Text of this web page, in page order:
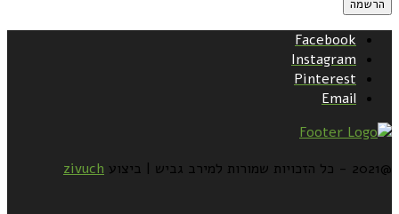
Facebook
Instagram
Pinterest
Email
@2021 - כל הזכויות שמורות למירב גביש | ביצוע zivuch